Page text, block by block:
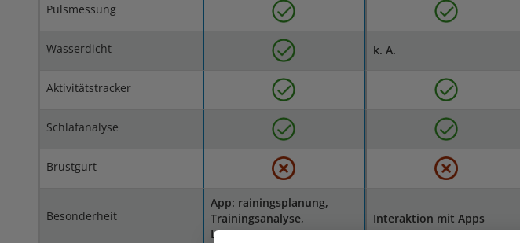
Pulsmessung
Wasserdicht k. A.
Aktivitätstracker
Schlafanalyse
Brustgurt
Besonderheit
App: rainingsplanung,
Trainingsanalyse,
Lebensmittel Datenbank
Interaktion mit Apps